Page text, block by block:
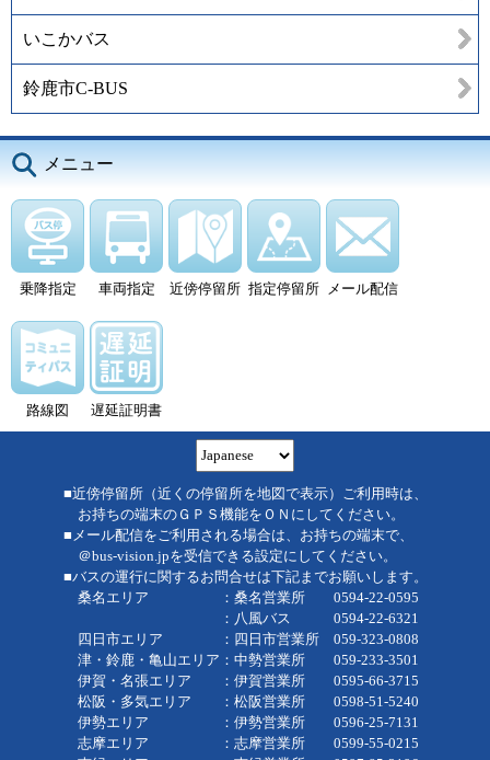
いこかバス
鈴鹿市C-BUS
メニュー
乗降指定 車両指定 近傍停留所 指定停留所 メール配信
路線図 遅延証明書
■近傍停留所（近くの停留所を地図で表示）ご利用時は、
お持ちの端末のＧＰＳ機能をＯＮにしてください。
■メール配信をご利用される場合は、お持ちの端末で、
＠bus-vision.jpを受信できる設定にしてください。
■バスの運行に関するお問合せは下記までお願いします。
桑名エリア ：桑名営業所 0594-22-0595
：八風バス 0594-22-6321
四日市エリア ：四日市営業所 059-323-0808
津・鈴鹿・亀山エリア：中勢営業所 059-233-3501
伊賀・名張エリア ：伊賀営業所 0595-66-3715
松阪・多気エリア ：松阪営業所 0598-51-5240
伊勢エリア ：伊勢営業所 0596-25-7131
志摩エリア ：志摩営業所 0599-55-0215